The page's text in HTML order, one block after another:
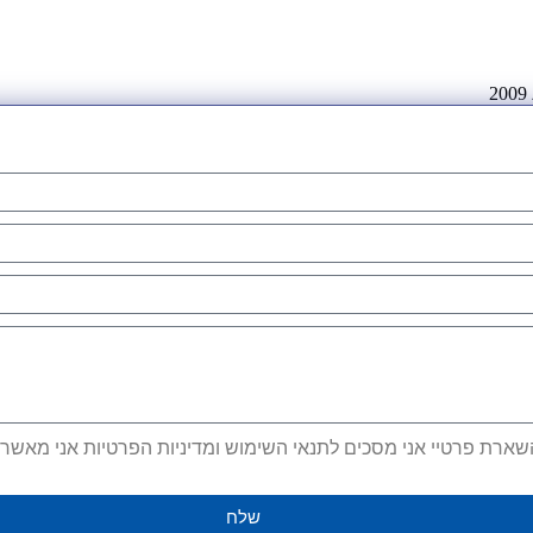
פרטיי אני מסכים לתנאי השימוש ומדיניות הפרטיות אני מאשר
שלח